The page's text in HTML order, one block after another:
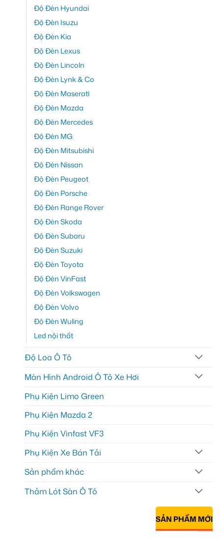
Độ Đèn Hyundai
Độ Đèn Isuzu
Độ Đèn Kia
Độ Đèn Lexus
Độ Đèn Lincoln
Độ Đèn Lynk & Co
Độ Đèn Maserati
Độ Đèn Mazda
Độ Đèn Mercedes
Độ Đèn MG
Độ Đèn Mitsubishi
Độ Đèn Nissan
Độ Đèn Peugeot
Độ Đèn Porsche
Độ Đèn Range Rover
Độ Đèn Skoda
Độ Đèn Subaru
Độ Đèn Suzuki
Độ Đèn Toyota
Độ Đèn VinFast
Độ Đèn Volkswagen
Độ Đèn Volvo
Độ Đèn Wuling
Led nội thất
Độ Loa Ô Tô
Màn Hình Android Ô Tô Xe Hơi
Phụ Kiện Limo Green
Phụ Kiện Mazda 2
Phụ Kiện Vinfast VF3
Phụ Kiện Xe Bán Tải
Sản phẩm khác
Thảm Lót Sàn Ô Tô
SẢN PHẨM MỚI